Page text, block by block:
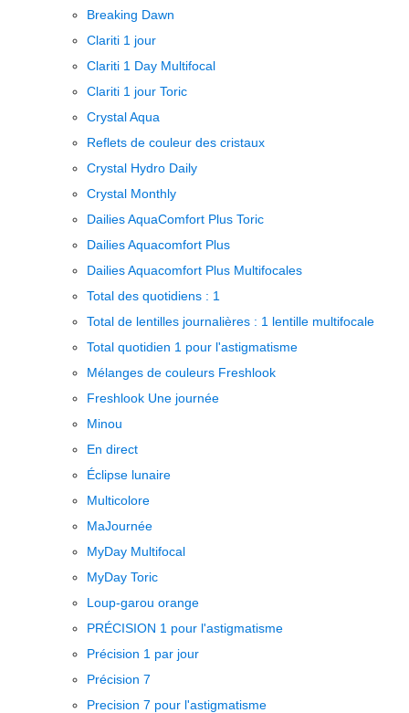
Breaking Dawn
Clariti 1 jour
Clariti 1 Day Multifocal
Clariti 1 jour Toric
Crystal Aqua
Reflets de couleur des cristaux
Crystal Hydro Daily
Crystal Monthly
Dailies AquaComfort Plus Toric
Dailies Aquacomfort Plus
Dailies Aquacomfort Plus Multifocales
Total des quotidiens : 1
Total de lentilles journalières : 1 lentille multifocale
Total quotidien 1 pour l'astigmatisme
Mélanges de couleurs Freshlook
Freshlook Une journée
Minou
En direct
Éclipse lunaire
Multicolore
MaJournée
MyDay Multifocal
MyDay Toric
Loup-garou orange
PRÉCISION 1 pour l'astigmatisme
Précision 1 par jour
Précision 7
Precision 7 pour l'astigmatisme